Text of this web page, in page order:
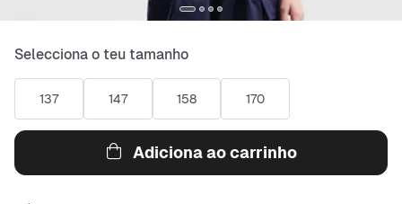
Selecciona o teu tamanho
137 147 158 170
Adiciona ao carrinho